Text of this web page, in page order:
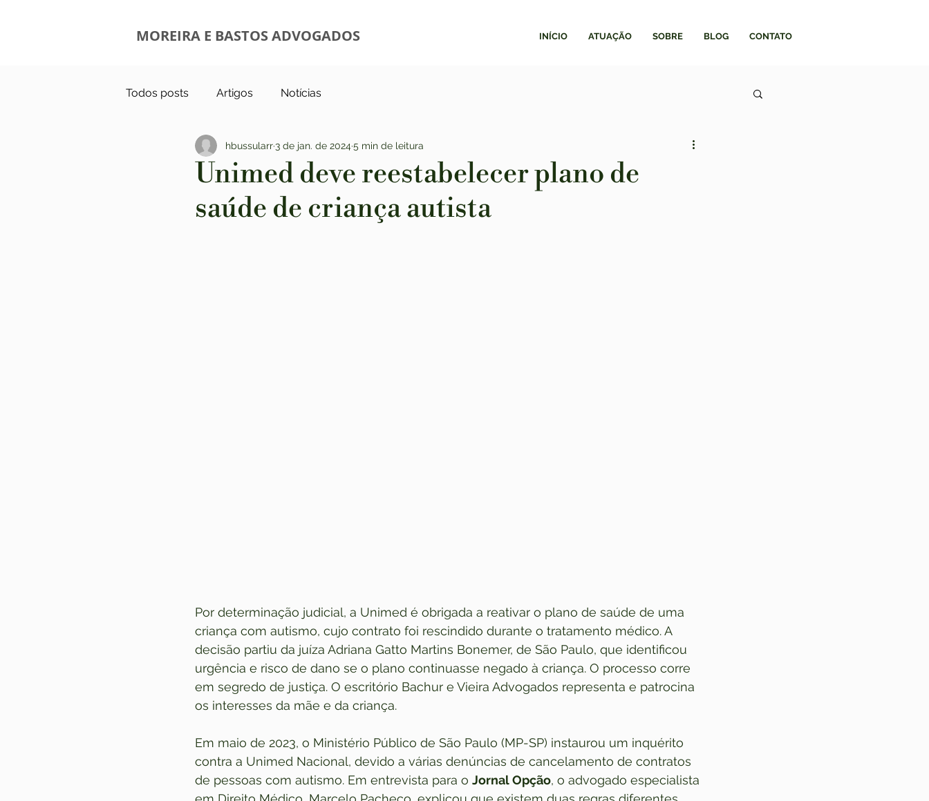
MOREIRA E BASTOS ADVOGADOS INÍCIO ATUAÇÃO SOBRE BLOG CONTATO
Todos posts Artigos Notícias
Unimed deve reestabelecer plano de
saúde de criança autista
hbussularr3 de jan. de 20245 min de leitura
Por determinação judicial, a Unimed é obrigada a reativar o plano de saúde de uma
criança com autismo, cujo contrato foi rescindido durante o tratamento médico. A
decisão partiu da juíza Adriana Gatto Martins Bonemer, de São Paulo, que identificou
urgência e risco de dano se o plano continuasse negado à criança. O processo corre
em segredo de justiça. O escritório Bachur e Vieira Advogados representa e patrocina
os interesses da mãe e da criança.
Em maio de 2023, o Ministério Público de São Paulo (MP-SP) instaurou um inquérito
contra a Unimed Nacional, devido a várias denúncias de cancelamento de contratos
de pessoas com autismo. Em entrevista para o Jornal Opção, o advogado especialista